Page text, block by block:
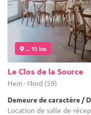
... 15 km
Le Clos de la Source
Hem - Nord (59)
Demeure de caractère /
Location de salle de